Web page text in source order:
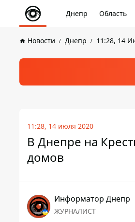
Днепр Область
Новости Днепр 11:28, 14
11:28, 14 июля 2020
В Днепре на
домов
Информатор Днепр
ЖУРНАЛИСТ